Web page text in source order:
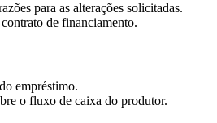
para as alterações solicitadas.
de financiamento.
empréstimo.
o fluxo de caixa do produtor.